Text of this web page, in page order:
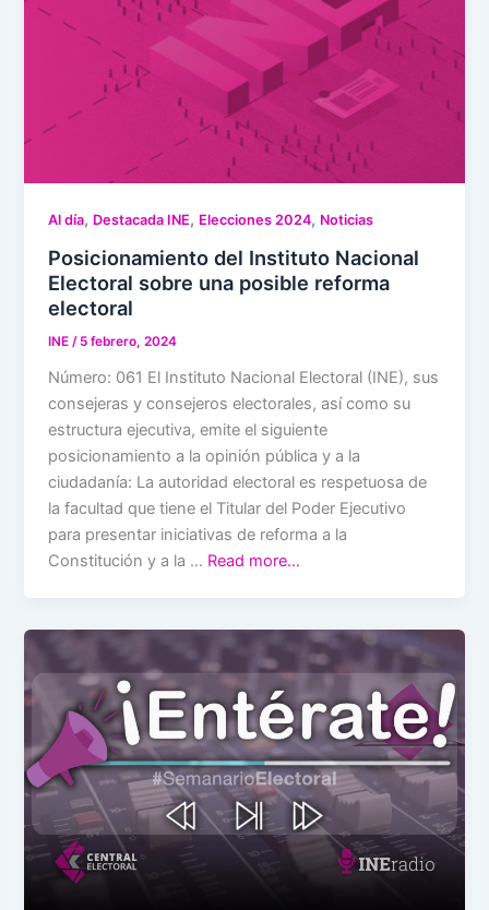
Al día, Destacada INE, Elecciones 2024, Noticias
Posicionamiento del Instituto Nacional
Electoral sobre una posible reforma
electoral
INE/ 5 febrero, 2024
Número: 061 El Instituto Nacional Electoral (INE), sus
consejeras y consejeros electorales, así como su
estructura ejecutiva, emite el siguiente
posicionamiento a la opinión pública y a la
ciudadanía: La autoridad electoral es respetuosa de
la facultad que tiene el Titular del Poder Ejecutivo
para presentar iniciativas de reforma a la
Constitución y a la … Read more…